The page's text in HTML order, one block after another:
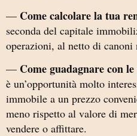
— Come calcolare la tua
seconda del capitale
operazioni, al netto di
— Come guadagnare con le
è un’opportunità molto
immobile a un prezzo
meno rispetto al valore di
vendere o affittare.